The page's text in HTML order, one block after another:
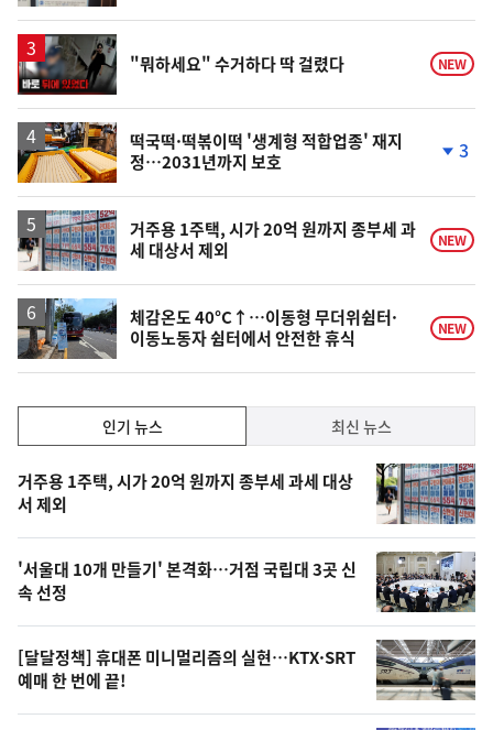
상
승
영
상
"뭐하세요" 수거하다 딱 걸렸다 NEW
떡국떡·떡볶이떡 '생계형 적합업종' 재지
정…2031년까지 보호
하
락
3
거주용 1주택, 시가 20억 원까지 종부세 과
세 대상서 제외
NEW
체감온도 40°C↑…이동형 무더위쉼터·
이동노동자 쉼터에서 안전한 휴식
NEW
기,
최
신,
오
늘
의
영
상
인기 뉴스 최신 뉴스
기
뉴
스
거주용 1주택, 시가 20억 원까지 종부세 과세 대상
서 제외
'서울대 10개 만들기' 본격화…거점 국립대 3곳 신
속 선정
[달달정책] 휴대폰 미니멀리즘의 실현…KTX·SRT
예매 한 번에 끝!